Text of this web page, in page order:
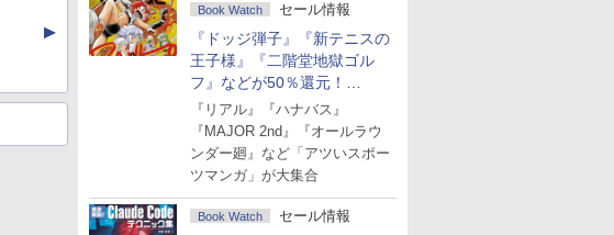
Book Watch セール情報
『ドッジ弾子』『新テニスの
王子様』『二階堂地獄ゴル
フ』などが50％還元！
Amazonマンガ週末セール
『リアル』『ハナバス』
『MAJOR 2nd』『オールラウ
ンダー廻』など「アツいスポー
ツマンガ」が大集合
Book Watch セール情報
▲